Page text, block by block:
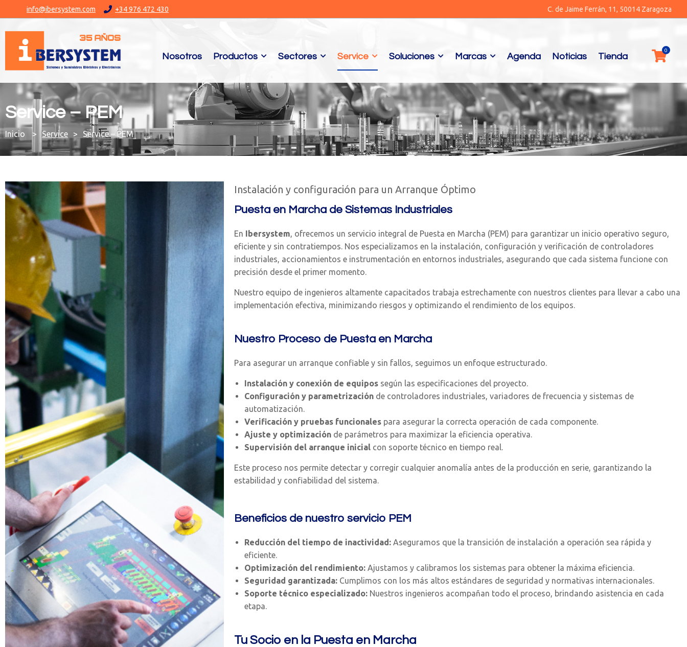
info@ibersystem.com +34 976 472 430 C. de Jaime Ferrán, 11, 50014 Zaragoza
Nosotros Productos Sectores Service Soluciones Marcas Agenda Noticias Tienda
Service – PEM
You are here:Service Service – PEM
Instalación y configuración para un Arranque Óptimo
Puesta en Marcha de Sistemas Industriales
En Ibersystem, ofrecemos un servicio integral de Puesta en Marcha (PEM) para garantizar un inicio operativo seguro,
eficiente y sin contratiempos. Nos especializamos en la instalación, configuración y verificación de controladores
industriales, accionamientos e instrumentación en entornos industriales, asegurando que cada sistema funcione con
precisión desde el primer momento.
Nuestro equipo de ingenieros altamente capacitados trabaja estrechamente con nuestros clientes para llevar a cabo una
implementación efectiva, minimizando riesgos y optimizando el rendimiento de los equipos.
Nuestro Proceso de Puesta en Marcha
Para asegurar un arranque confiable y sin fallos, seguimos un enfoque estructurado.
Instalación y conexión de equipossegún las especificaciones del proyecto.
Configuración y parametrizaciónde controladores industriales, variadores de frecuencia y sistemas de
automatización.
Verificación y pruebas funcionalespara asegurar la correcta operación de cada componente.
Ajuste y optimizaciónde parámetros para maximizar la eficiencia operativa.
Supervisión del arranque inicialcon soporte técnico en tiempo real.
Este proceso nos permite detectar y corregir cualquier anomalía antes de la producción en serie, garantizando la
estabilidad y confiabilidad del sistema.
Beneficios de nuestro servicio PEM
Reducción del tiempo de inactividad:Aseguramos que la transición de instalación a operación sea rápida y
eficiente.
Optimización del rendimiento:Ajustamos y calibramos los sistemas para obtener la máxima eficiencia.
Seguridad garantizada:Cumplimos con los más altos estándares de seguridad y normativas internacionales.
Soporte técnico especializado:Nuestros ingenieros acompañan todo el proceso, brindando asistencia en cada
etapa.
Tu Socio en la Puesta en Marcha